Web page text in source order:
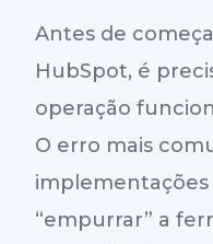
Antes de
HubSpot, é
operação
O erro mais
“empurrar” a